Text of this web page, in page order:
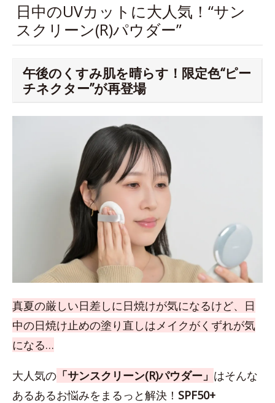
日中のUVカットに大人気！“サン
スクリーン(R)パウダー”
午後のくすみ肌を晴らす！限定色“ピー
チネクター”が再登場
真夏の厳しい日差しに日焼けが気になるけど、日
中の日焼け止めの塗り直しはメイクがくずれが気
になる…
大人気の 「サンスクリーン(R)パウダー」 はそんな
あるあるお悩みをまるっと解決！ SPF50+